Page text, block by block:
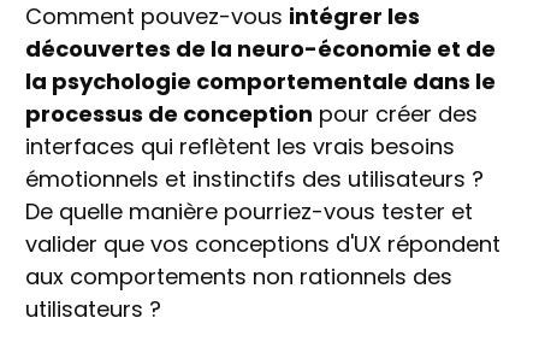
Comment pouvez-vous intégrer les
découvertes de la neuro-économie et de
la psychologie comportementale dans le
processus de conception pour créer des
interfaces qui reflètent les vrais besoins
émotionnels et instinctifs des utilisateurs ?
De quelle manière pourriez-vous tester et
valider que vos conceptions d'UX répondent
aux comportements non rationnels des
utilisateurs ?